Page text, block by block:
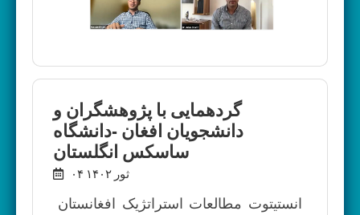
گردهمایی با پژوهشگران و
دانشجویان افغان -دانشگاه
ساسكس انگلستان
۰۴ ثور ۱۴۰۲
انستیتوت مطالعات استراتژیک افغانستان